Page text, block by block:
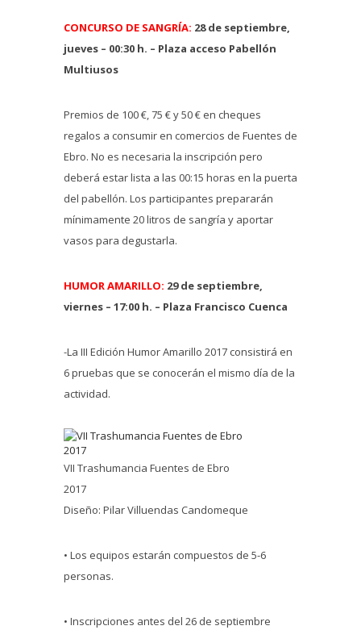
CONCURSO DE SANGRÍA: 28 de septiembre,
jueves – 00:30 h. – Plaza acceso Pabellón
Multiusos
Premios de 100 €, 75 € y 50 € en cheques
regalos a consumir en comercios de Fuentes de
Ebro. No es necesaria la inscripción pero
deberá estar lista a las 00:15 horas en la puerta
del pabellón. Los participantes prepararán
mínimamente 20 litros de sangría y aportar
vasos para degustarla.
HUMOR AMARILLO: 29 de septiembre,
viernes – 17:00 h. – Plaza Francisco Cuenca
-La III Edición Humor Amarillo 2017 consistirá en
6 pruebas que se conocerán el mismo día de la
actividad.
VII Trashumancia Fuentes de Ebro
2017
Diseño: Pilar Villuendas Candomeque
• Los equipos estarán compuestos de 5-6
personas.
• Inscripciones antes del 26 de septiembre